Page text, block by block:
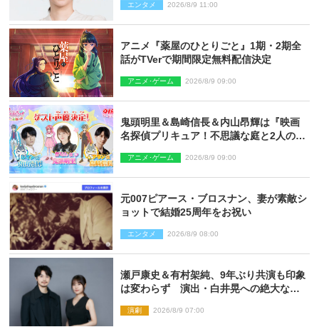
エンタメ 2026/8/9 11:00
アニメ『薬屋のひとりごと』1期・2期全
話がTVerで期間限定無料配信決定
アニメ･ゲーム 2026/8/9 09:00
鬼頭明里＆島崎信長＆内山昂輝は『映画
名探偵プリキュア！不思議な庭と2人の秘
アニメ･ゲーム 2026/8/9 09:00
元007ピアース・ブロスナン、妻が素敵シ
ョットで結婚25周年をお祝い
エンタメ 2026/8/9 08:00
瀬戸康史＆有村架純、9年ぶり共演も印象
は変わらず 演出・白井晃への絶大なる
演劇 2026/8/9 07:00